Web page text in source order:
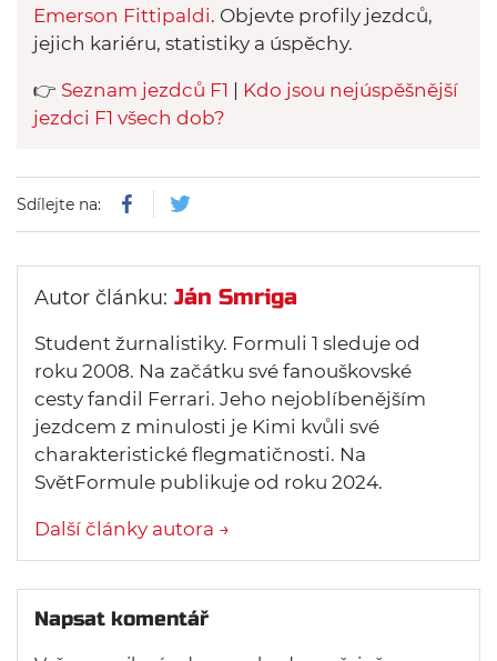
Emerson Fittipaldi. Objevte profily jezdců,
jejich kariéru, statistiky a úspěchy.
👉 Seznam jezdců F1
Kdo jsou nejúspěšnější
jezdci F1 všech dob?
Sdílejte na:
Autor článku: Ján Smriga
Student žurnalistiky. Formuli 1 sleduje od
roku 2008. Na začátku své fanouškovské
cesty fandil Ferrari. Jeho nejoblíbenějším
jezdcem z minulosti je Kimi kvůli své
charakteristické flegmatičnosti. Na
SvětFormule publikuje od roku 2024.
Další články autora →
Napsat komentář